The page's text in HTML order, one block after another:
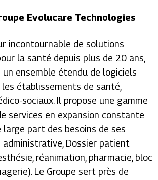
Evolucare Technologies
incontournable de solutions
la santé depuis plus de 20 ans,
ensemble étendu de logiciels
établissements de santé,
sociaux. Il propose une gamme
services en expansion constante
part des besoins de ses
Dossier patient
réanimation, pharmacie, bloc
Le Groupe sert près de